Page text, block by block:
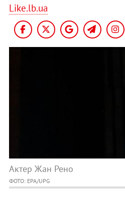
Like.lb.ua
Актер Жан Рено
ФОТО: EРА/UPG